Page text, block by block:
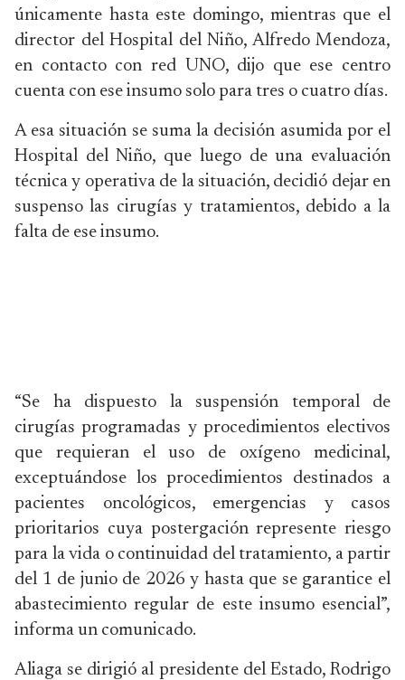
únicamente hasta este domingo, mientras que el
director del Hospital del Niño, Alfredo Mendoza,
en contacto con red UNO, dijo que ese centro
cuenta con ese insumo solo para tres o cuatro días.
A esa situación se suma la decisión asumida por el
Hospital del Niño, que luego de una evaluación
técnica y operativa de la situación, decidió dejar en
suspenso las cirugías y tratamientos, debido a la
falta de ese insumo.
“Se ha dispuesto la suspensión temporal de
cirugías programadas y procedimientos electivos
que requieran el uso de oxígeno medicinal,
exceptuándose los procedimientos destinados a
pacientes oncológicos, emergencias y casos
prioritarios cuya postergación represente riesgo
para la vida o continuidad del tratamiento, a partir
del 1 de junio de 2026 y hasta que se garantice el
abastecimiento regular de este insumo esencial”,
informa un comunicado.
Aliaga se dirigió al presidente del Estado, Rodrigo